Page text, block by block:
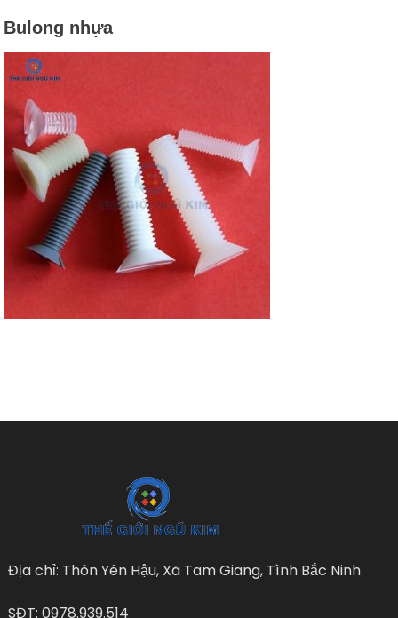
Bulong nhựa
Địa chỉ: Thôn Yên Hậu, Xã Tam Giang, Tình Bắc Ninh
SĐT: 0978.939.514